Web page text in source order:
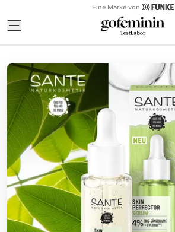
Eine Marke von